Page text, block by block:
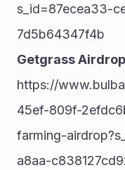
s_id=87ecea33-
7d5b64347f4b
https://
45ef-809f-
farming-
a8aa-